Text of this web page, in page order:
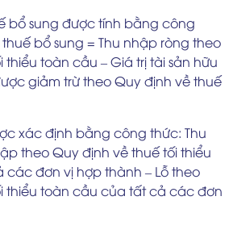
bổ sung được tính bằng công
bổ sung = Thu nhập ròng theo
toàn cầu – Giá trị tài sản hữu
giảm trừ theo Quy định về thuế
xác định bằng công thức: Thu
theo Quy định về thuế tối thiểu
đơn vị hợp thành – Lỗ theo
thiểu toàn cầu của tất cả các đơn